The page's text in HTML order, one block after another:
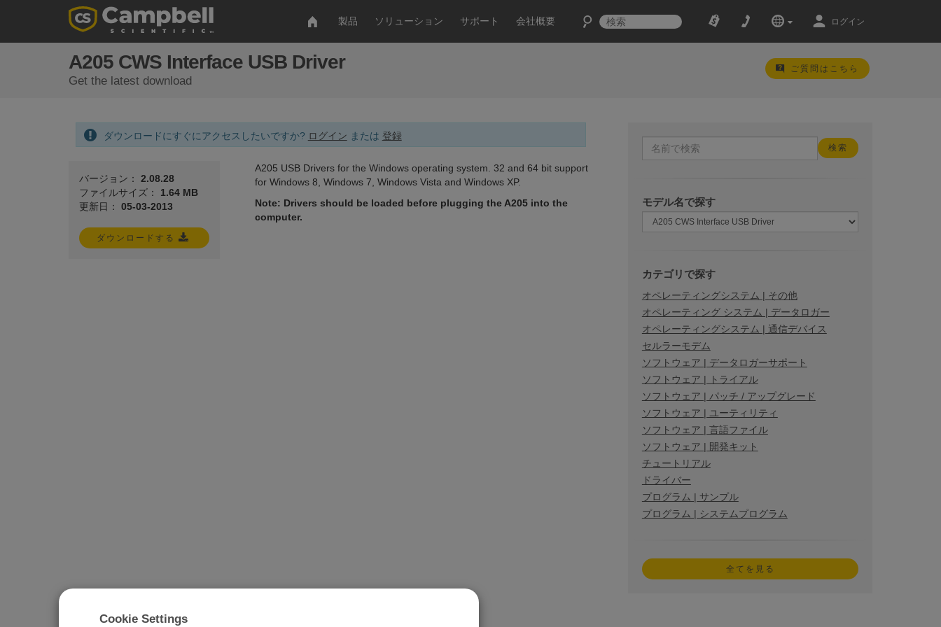
製品 ソリューション サポート 会社概要 ログイン
A205 CWS Interface USB Driver
Get the latest download
ご質問はこちら
モデル名で探す
カテゴリで探す
オペレーティングシステム | その他
オペレーティング システム | データロガー
オペレーティングシステム | 通信デバイス
セルラーモデム
ソフトウェア | データロガーサポート
ソフトウェア | トライアル
ソフトウェア | パッチ / アップグレード
ソフトウェア | ユーティリティ
ソフトウェア | 言語ファイル
ソフトウェア | 開発キット
チュートリアル
ドライバー
プログラム | サンプル
プログラム | システムプログラム
全てを見る
ダウンロードにすぐにアクセスしたいですか? ログイン または 登録
バージョン： 2.08.28
ファイルサイズ： 1.64 MB
更新日： 05-03-2013
ダウンロードする
A205 USB Drivers for the Windows operating system. 32 and 64 bit support
for Windows 8, Windows 7, Windows Vista and Windows XP.
Note: Drivers should be loaded before plugging the A205 into the
computer.
Cookie Settings